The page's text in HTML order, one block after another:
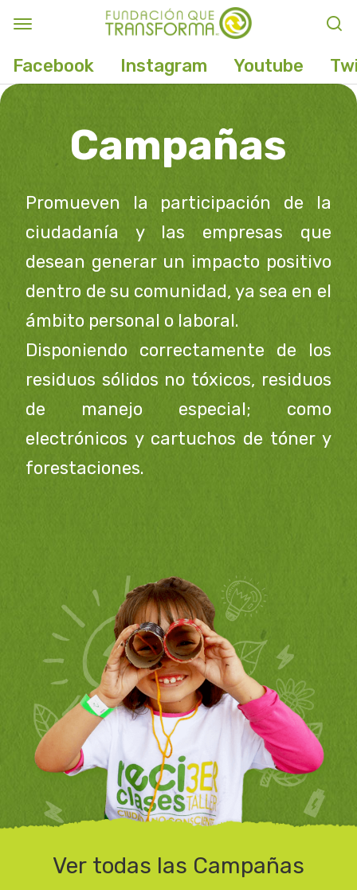
Campañas
Promueven la participación de la
ciudadanía y las empresas que
desean generar un impacto positivo
dentro de su comunidad, ya sea en el
ámbito personal o laboral.
Disponiendo correctamente de los
residuos sólidos no tóxicos, residuos
de manejo especial; como
electrónicos y cartuchos de tóner y
forestaciones.
Ver todas las Campañas
Facebook Instagram Youtube